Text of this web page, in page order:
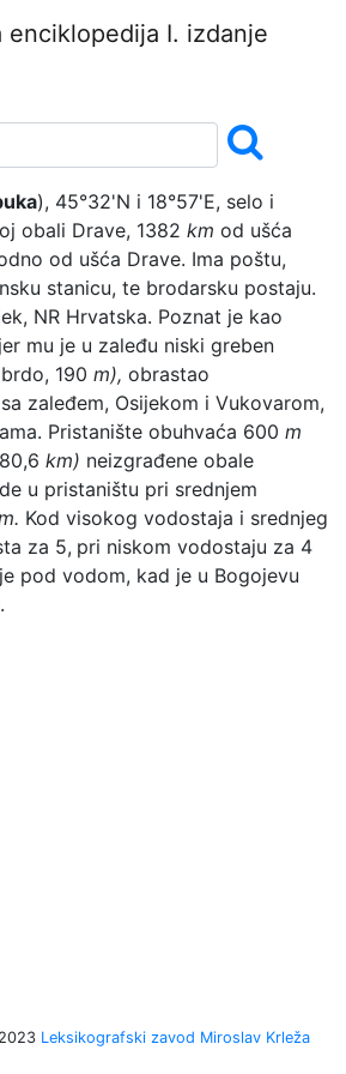
enciklopedija I. izdanje
), 45°32'N i 18°57'E, selo i
obali Drave, 1382 km od ušća
od ušća Drave. Ima poštu,
stanicu, te brodarsku postaju.
NR Hrvatska. Poznat je kao
mu je u zaleđu niski greben
190 m), obrastao
zaleđem, Osijekom i Vukovarom,
Pristanište obuhvaća 600 m
km) neizgrađene obale
u pristaništu pri srednjem
Kod visokog vodostaja i srednjeg
za 5, pri niskom vodostaju za 4
pod vodom, kad je u Bogojevu
Leksikografski zavod Miroslav Krleža